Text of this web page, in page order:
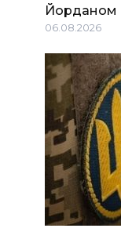
Йорданом
06.08.2026